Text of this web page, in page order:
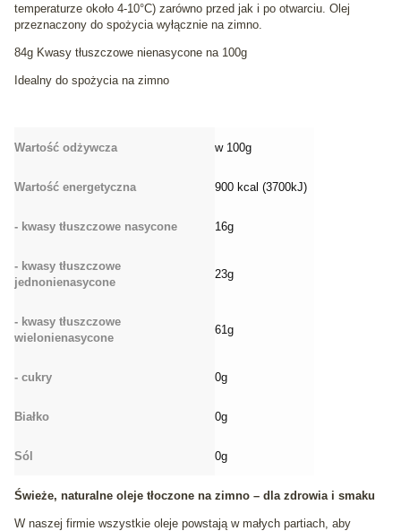
temperaturze około 4-10°C) zarówno przed jak i po otwarciu. Olej
przeznaczony do spożycia wyłącznie na zimno.
84g Kwasy tłuszczowe nienasycone na 100g
Idealny do spożycia na zimno
Wartość odżywcza w 100g
Wartość energetyczna 900 kcal (3700kJ)
- kwasy tłuszczowe nasycone 16g
- kwasy tłuszczowe
jednonienasycone
23g
- kwasy tłuszczowe
wielonienasycone
61g
- cukry 0g
Białko 0g
Sól 0g
Świeże, naturalne oleje tłoczone na zimno – dla zdrowia i smaku
W naszej firmie wszystkie oleje powstają w małych partiach, aby